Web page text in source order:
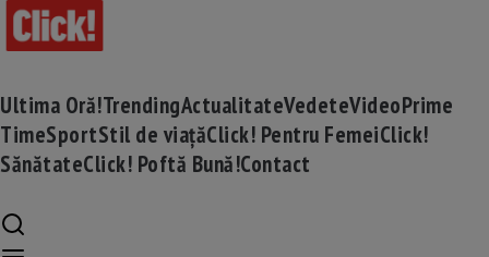
Ultima Oră!TrendingActualitateVedeteVideoPrime
TimeSportStil de viațăClick! Pentru FemeiClick!
SănătateClick! Poftă Bună!Contact